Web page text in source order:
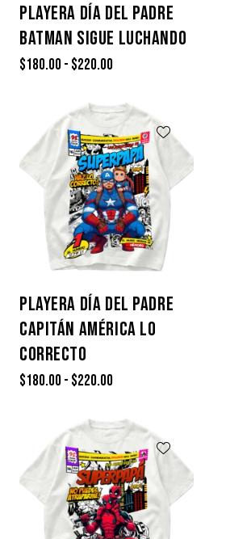
PLAYERA DÍA DEL PADRE
BATMAN SIGUE LUCHANDO
$180.00- $220.00
PLAYERA DÍA DEL PADRE
CAPITÁN AMÉRICA LO
CORRECTO
$180.00- $220.00